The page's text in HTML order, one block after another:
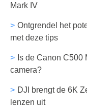
Mark IV
Ontgrendel het
met deze tips
Is de Canon C500
camera?
DJI brengt de 6K
lenzen uit